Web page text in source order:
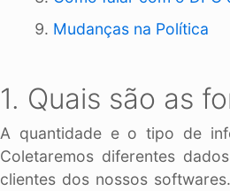
Mudanças na Política
1. Quais são as
A quantidade e o tipo de
Coletaremos diferentes
clientes dos nossos